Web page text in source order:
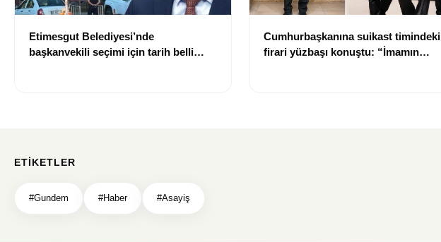
Etimesgut Belediyesi’nde
başkanvekili seçimi için tarih belli
Cumhurbaşkanına suikast timindeki
firari yüzbaşı konuştu: “İmamın
ETIKETLER
#Gundem #Haber #Asayiş